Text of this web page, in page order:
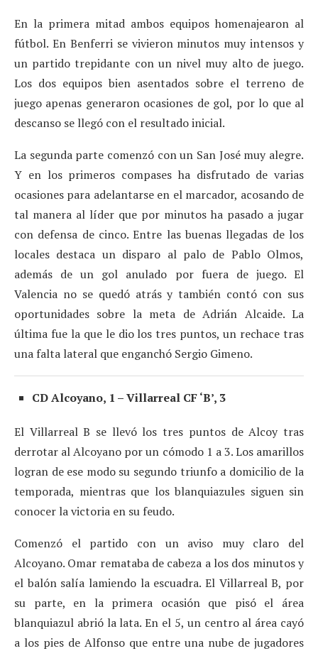
En la primera mitad ambos equipos homenajearon al
fútbol. En Benferri se vivieron minutos muy intensos y
un partido trepidante con un nivel muy alto de juego.
Los dos equipos bien asentados sobre el terreno de
juego apenas generaron ocasiones de gol, por lo que al
descanso se llegó con el resultado inicial.
La segunda parte comenzó con un San José muy alegre.
Y en los primeros compases ha disfrutado de varias
ocasiones para adelantarse en el marcador, acosando de
tal manera al líder que por minutos ha pasado a jugar
con defensa de cinco. Entre las buenas llegadas de los
locales destaca un disparo al palo de Pablo Olmos,
además de un gol anulado por fuera de juego. El
Valencia no se quedó atrás y también contó con sus
oportunidades sobre la meta de Adrián Alcaide. La
última fue la que le dio los tres puntos, un rechace tras
una falta lateral que enganchó Sergio Gimeno.
CD Alcoyano, 1 – Villarreal CF ‘B’, 3
El Villarreal B se llevó los tres puntos de Alcoy tras
derrotar al Alcoyano por un cómodo 1 a 3. Los amarillos
logran de ese modo su segundo triunfo a domicilio de la
temporada, mientras que los blanquiazules siguen sin
conocer la victoria en su feudo.
Comenzó el partido con un aviso muy claro del
Alcoyano. Omar remataba de cabeza a los dos minutos y
el balón salía lamiendo la escuadra. El Villarreal B, por
su parte, en la primera ocasión que pisó el área
blanquiazul abrió la lata. En el 5, un centro al área cayó
a los pies de Alfonso que entre una nube de jugadores